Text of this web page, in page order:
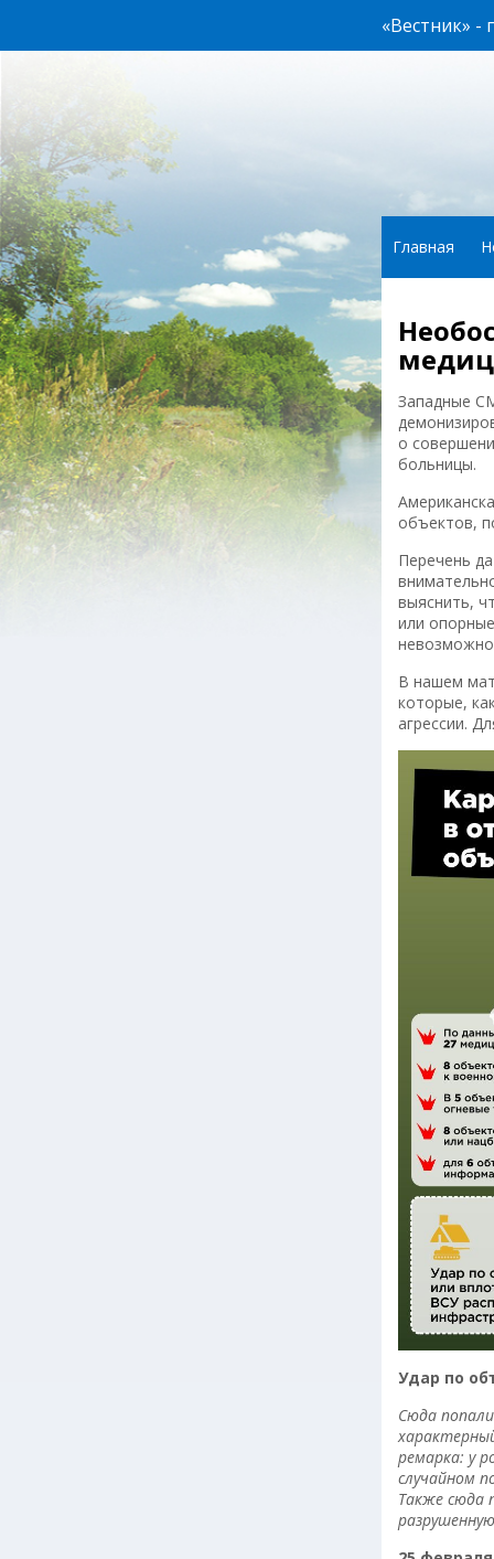
«Вестник» -
Главная
Западные
о
больницы.
объектов,
Перечень
выяснить,
или
В нашем
которые,
агрессии.
Удар по
Сюда
ремарка: у
случайном
Также сюда